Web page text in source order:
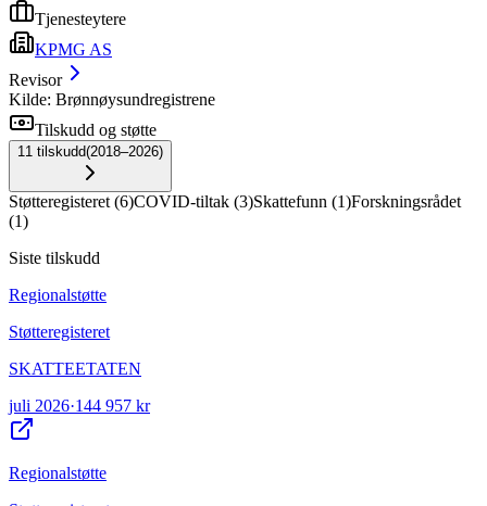
Tjenesteytere
KPMG AS
Revisor
Kilde: Brønnøysundregistrene
Tilskudd og støtte
11 tilskudd(2018–2026)
Støtteregisteret (6)COVID-tiltak (3)Skattefunn (1)Forskningsrådet
(1)
Siste tilskudd
Regionalstøtte
Støtteregisteret
SKATTEETATEN
juli 2026·144 957 kr
Regionalstøtte